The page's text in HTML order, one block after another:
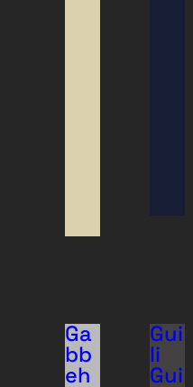
Ga
bb
eh
Gui
li
Gui